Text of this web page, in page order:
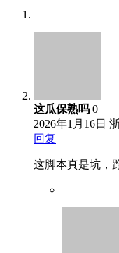
这瓜保熟吗 0
2026年1月16日
回复
这脚本真是坑，